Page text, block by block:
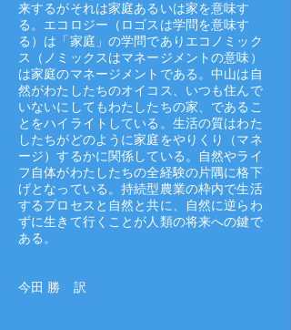
来するがそれは家庭あるいは家を意味す
る。エコロジー（ロゴスは学問を意味す
る）は「家庭」の学問でありエコノミック
ス（ノミックスはマネージメントの意味）
は家庭のマネージメントである。中山は自
然がわたしたちのオイコス、いつも住んで
いないにしてもわたしたちの家、であるこ
とをハイライトしている。生活の質はわた
したちがどのように家庭をやりくり（マネ
ージ）するかに関係している。自然やライ
フ自体がわたしたちの全経験の片隅に格下
げとなっている。持続型農業の枠内で生活
するプロセスと自然と共に、自然に逆らわ
ずに生きて行くことが人類の将来への鍵で
ある。
​今田 勝 訳